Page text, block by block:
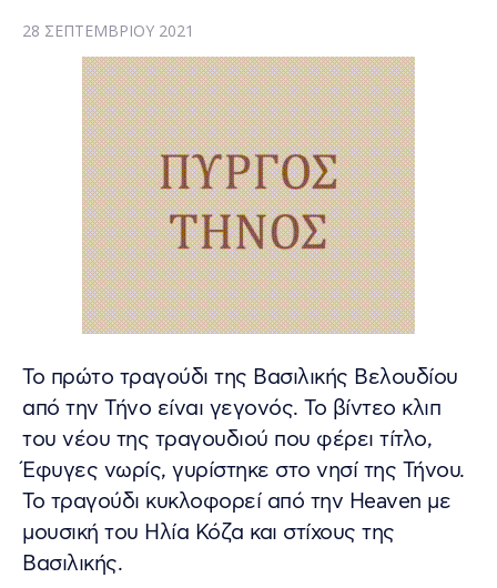
28 ΣΕΠΤΕΜΒΡΊΟΥ 2021
Το πρώτο τραγούδι της Βασιλικής Βελουδίου
από την Τήνο είναι γεγονός. Το βίντεο κλιπ
του νέου της τραγουδιού που φέρει τίτλο,
Έφυγες νωρίς, γυρίστηκε στο νησί της Τήνου.
Το τραγούδι κυκλοφορεί από την Heaven με
μουσική του Ηλία Κόζα και στίχους της
Βασιλικής.